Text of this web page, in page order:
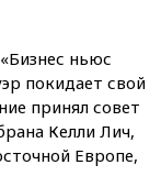
ньюс
покидает свой
принял совет
Келли Лич,
Европе,